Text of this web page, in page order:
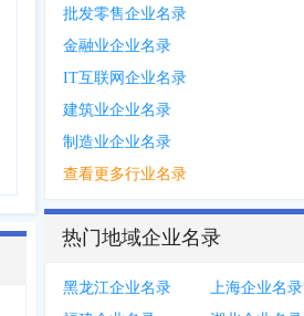
批发零售企业名录
金融业企业名录
IT互联网企业名录
建筑业企业名录
制造业企业名录
查看更多行业名录
热门地域企业名录
黑龙江企业名录
上海企业名录